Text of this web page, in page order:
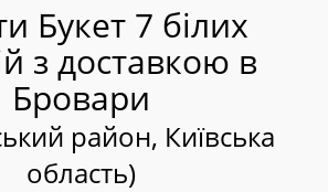
Букет 7 білих
з доставкою в
Бровари
район, Київська
область)